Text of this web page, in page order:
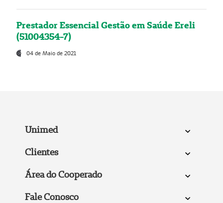
Prestador Essencial Gestão em Saúde Ereli
(51004354-7)
04 de Maio de 2021
Unimed
Clientes
Área do Cooperado
Fale Conosco